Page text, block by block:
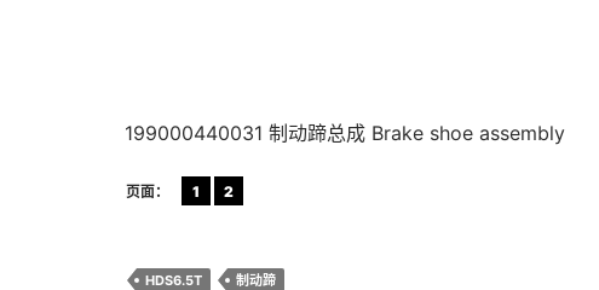
199000440031 制动蹄总成 Brake shoe assembly
页面： 1 2
HDS6.5T 制动蹄